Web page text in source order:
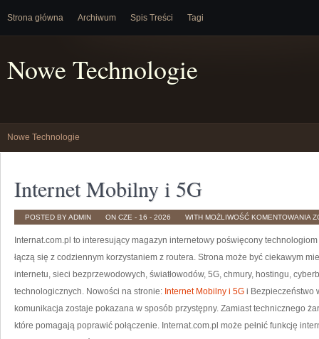
Strona główna Archiwum Spis Treści Tagi
Nowe Technologie
Nowe Technologie
Internet Mobilny i 5G
POSTED BY ADMIN ON CZE - 16 - 2026 WITH MOŻLIWOŚĆ KOMENTOWANIA
Internat.com.pl to interesujący magazyn internetowy poświęcony
łączą się z codziennym korzystaniem z routera. Strona może być ciekawym
internetu, sieci bezprzewodowych, światłowodów, 5G, chmury, hostingu,
technologicznych. Nowości na stronie: Internet Mobilny i 5G i Bezpieczeństwo
komunikacja zostaje pokazana w sposób przystępny. Zamiast technicznego
które pomagają poprawić połączenie. Internat.com.pl może pełnić funkcję